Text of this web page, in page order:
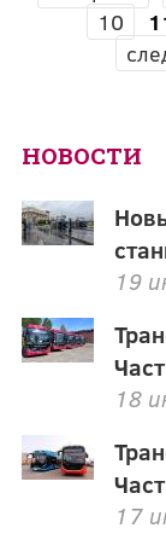
10
НОВОСТИ
19
18
17